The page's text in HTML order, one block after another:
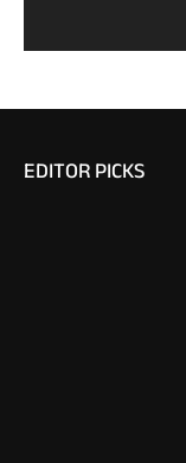
EDITOR PICKS